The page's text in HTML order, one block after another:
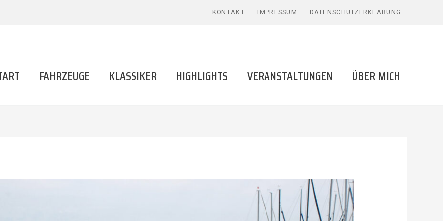
KONTAKT IMPRESSUM DATENSCHUTZERKLÄRUNG
FAHRZEUGE KLASSIKER HIGHLIGHTS VERANSTALTUNGEN ÜBER MICH